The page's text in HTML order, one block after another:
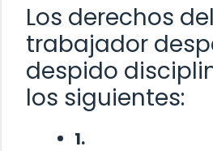
Los derechos del
trabajador
despido
los siguientes:
1.